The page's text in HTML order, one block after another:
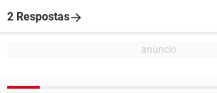
2 Respostas